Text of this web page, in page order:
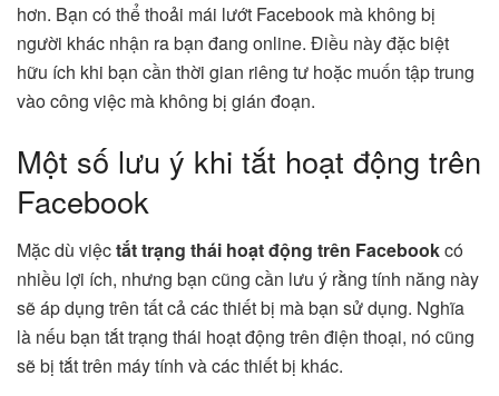
hơn. Bạn có thể thoải mái lướt Facebook mà không bị
người khác nhận ra bạn đang online. Điều này đặc biệt
hữu ích khi bạn cần thời gian riêng tư hoặc muốn tập trung
vào công việc mà không bị gián đoạn.
Một số lưu ý khi tắt hoạt động trên
Facebook
Mặc dù việctắt trạng thái hoạt động trên Facebookcó
nhiều lợi ích, nhưng bạn cũng cần lưu ý rằng tính năng này
sẽ áp dụng trên tất cả các thiết bị mà bạn sử dụng. Nghĩa
là nếu bạn tắt trạng thái hoạt động trên điện thoại, nó cũng
sẽ bị tắt trên máy tính và các thiết bị khác.